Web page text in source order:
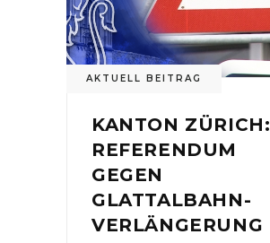
AKTUELL BEITRAG
KANTON ZÜRICH:
REFERENDUM
GEGEN
GLATTALBAHN-
VERLÄNGERUNG